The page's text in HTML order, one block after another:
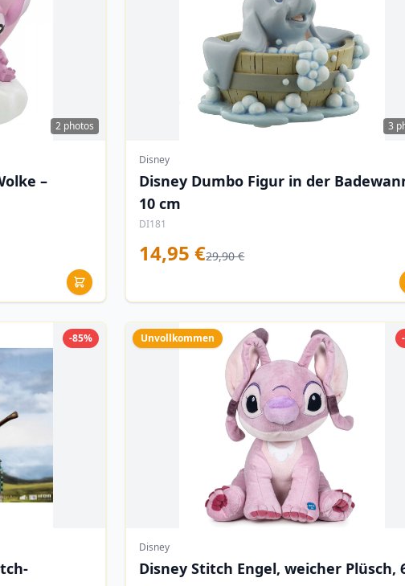
2 photos
–
3
Disney
Disney Dumbo Figur in der
10 cm
DI181
14,95 €29,90 €
-85% Unvollkommen
Disney
Disney Stitch Engel, weicher Plüsch,